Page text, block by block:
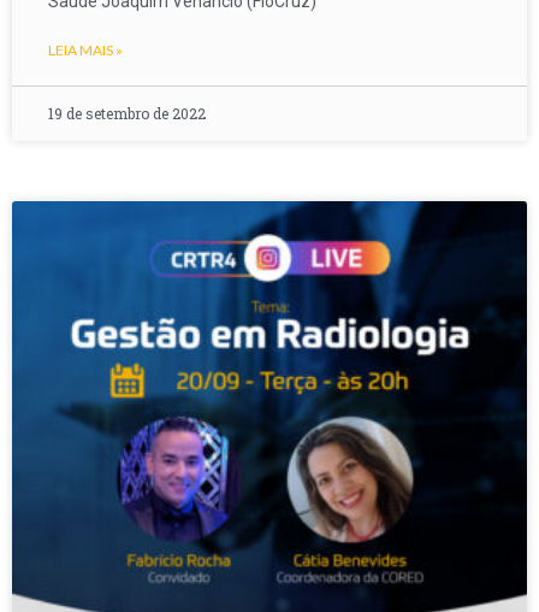
LEIA MAIS »
19 de setembro de 2022